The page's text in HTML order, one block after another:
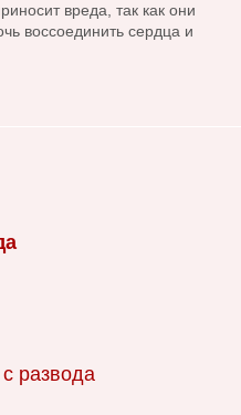
вреда, так как они
воссоединить сердца и
развода